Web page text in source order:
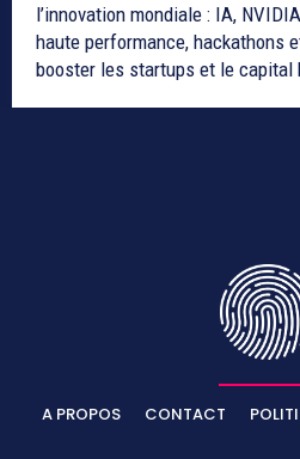
l’innovation mondiale : IA,
haute performance, hackathons
booster les startups et le capital
A PROPOS CONTACT